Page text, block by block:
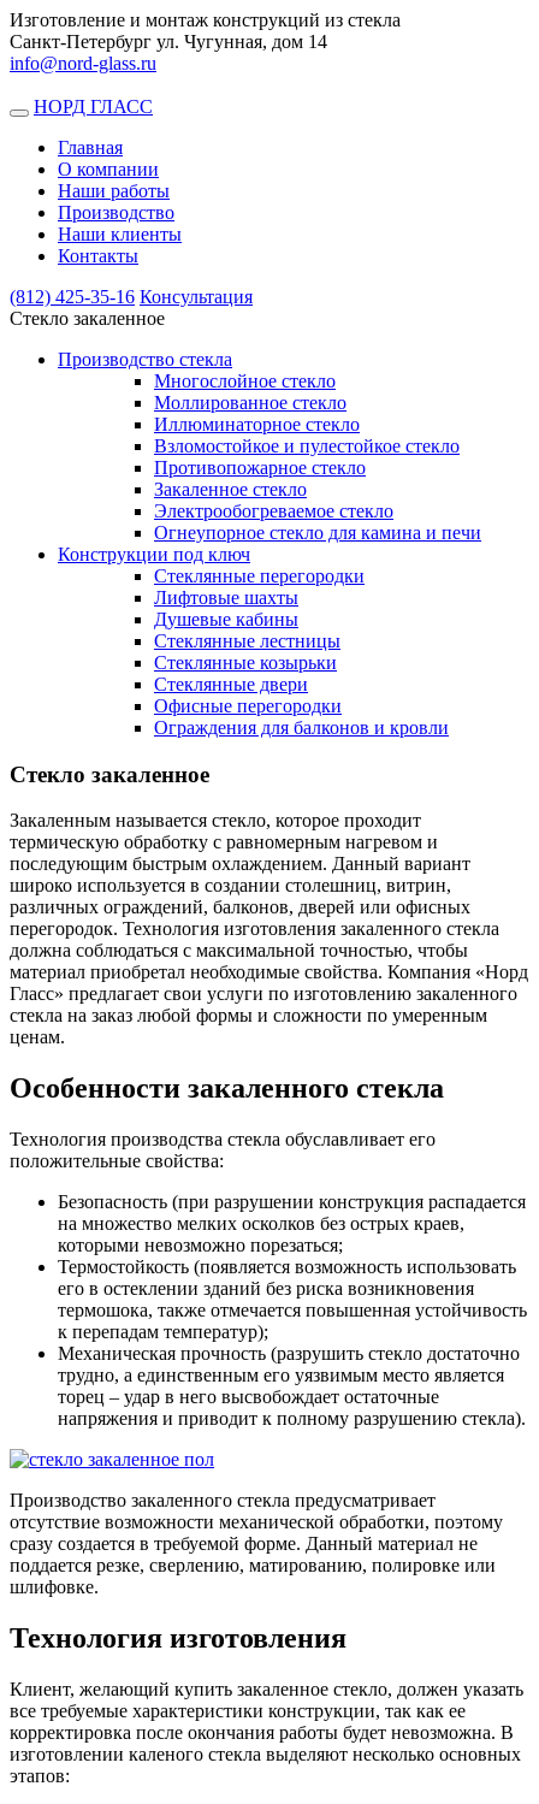
Изготовление и монтаж конструкций из стекла
Санкт-Петербург ул. Чугунная, дом 14
info@nord-glass.ru
Toggle
navigation
НОРД ГЛАСС
Главная
О компании
Наши работы
Производство
Наши клиенты
Контакты
(812) 425-35-16 Консультация
Стекло закаленное
Производство стекла
Многослойное стекло
Моллированное стекло
Иллюминаторное стекло
Взломостойкое и пулестойкое стекло
Противопожарное стекло
Закаленное стекло
Электрообогреваемое стекло
Огнеупорное стекло для камина и печи
Конструкции под ключ
Стеклянные перегородки
Лифтовые шахты
Душевые кабины
Cтеклянные лестницы
Cтеклянные козырьки
Cтеклянные двери
Офисные перегородки
Ограждения для балконов и кровли
Стекло закаленное
Закаленным называется стекло, которое проходит
термическую обработку с равномерным нагревом и
последующим быстрым охлаждением. Данный вариант
широко используется в создании столешниц, витрин,
различных ограждений, балконов, дверей или офисных
перегородок. Технология изготовления закаленного стекла
должна соблюдаться с максимальной точностью, чтобы
материал приобретал необходимые свойства. Компания «Норд
Гласс» предлагает свои услуги по изготовлению закаленного
стекла на заказ любой формы и сложности по умеренным
ценам.
Особенности закаленного стекла
Технология производства стекла обуславливает его
положительные свойства:
Безопасность (при разрушении конструкция распадается
на множество мелких осколков без острых краев,
которыми невозможно порезаться;
Термостойкость (появляется возможность использовать
его в остеклении зданий без риска возникновения
термошока, также отмечается повышенная устойчивость
к перепадам температур);
Механическая прочность (разрушить стекло достаточно
трудно, а единственным его уязвимым место является
торец – удар в него высвобождает остаточные
напряжения и приводит к полному разрушению стекла).
Производство закаленного стекла предусматривает
отсутствие возможности механической обработки, поэтому
сразу создается в требуемой форме. Данный материал не
поддается резке, сверлению, матированию, полировке или
шлифовке.
Технология изготовления
Клиент, желающий купить закаленное стекло, должен указать
все требуемые характеристики конструкции, так как ее
корректировка после окончания работы будет невозможна. В
изготовлении каленого стекла выделяют несколько основных
этапов: